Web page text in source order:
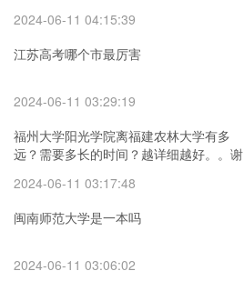
2024-06-11 04:15:39
江苏高考哪个市最厉害
2024-06-11 03:29:19
福州大学阳光学院离福建农林大学有多
远？需要多长的时间？越详细越好。。谢
可以报?
2024-06-11 03:17:48
闽南师范大学是一本吗
2024-06-11 03:06:02